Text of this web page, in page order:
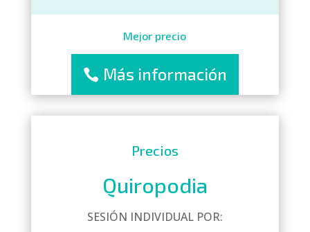
Mejor precio
Más información
Precios
Quiropodia
SESIÓN INDIVIDUAL POR: